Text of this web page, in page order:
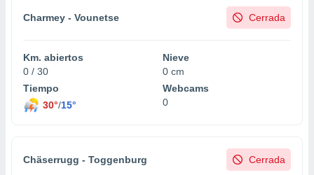
Charmey - Vounetse Cerrada
Km. abiertos
0 / 30
Nieve
0 cm
Tiempo
30°/15°
Webcams
0
Chäserrugg - Toggenburg Cerrada